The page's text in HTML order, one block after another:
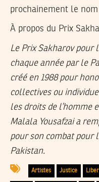
prochainement le
À propos du Prix
Le Prix Sakharov pour
chaque année par le
créé en 1988 pour
collectives ou
les droits de l’homme
Malala Yousafzai a
pour son combat pour
Pakistan.
Artistes Justice